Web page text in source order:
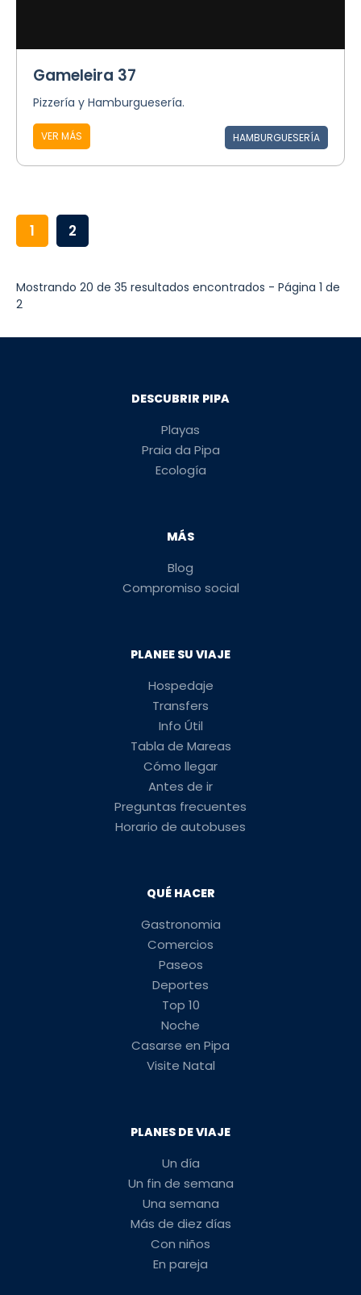
Gameleira 37
Pizzería y Hamburguesería.
VER MÁS HAMBURGUESERÍA
1 2
Mostrando 20 de 35 resultados encontrados - Página 1 de
2
DESCUBRIR PIPA
Playas
Praia da Pipa
Ecología
MÁS
Blog
Compromiso social
PLANEE SU VIAJE
Hospedaje
Transfers
Info Útil
Tabla de Mareas
Cómo llegar
Antes de ir
Preguntas frecuentes
Horario de autobuses
QUÉ HACER
Gastronomia
Comercios
Paseos
Deportes
Top 10
Noche
Casarse en Pipa
Visite Natal
PLANES DE VIAJE
Un día
Un fin de semana
Una semana
Más de diez días
Con niños
En pareja